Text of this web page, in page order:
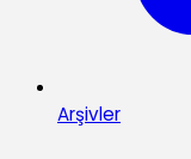
Arşivler